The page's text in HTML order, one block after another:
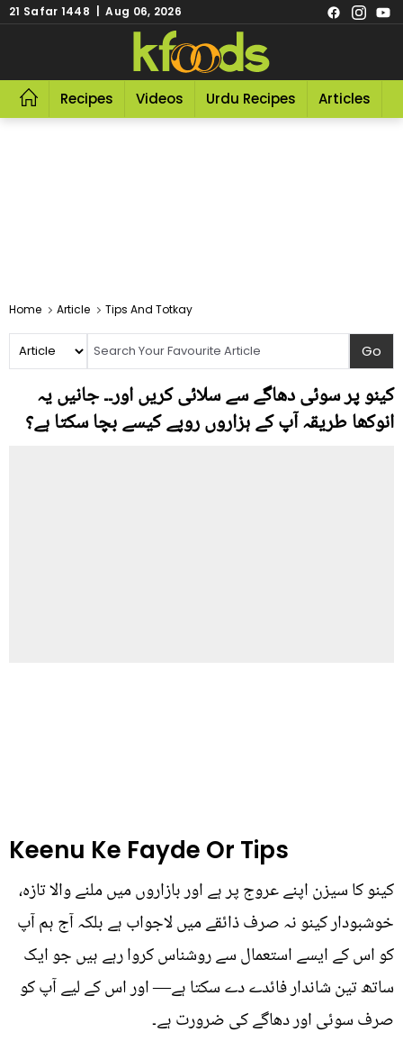
21 Safar 1448 | Aug 06, 2026
Recipes Videos Urdu Recipes Articles
Home Article Tips And Totkay
کینو پر سوئی دھاگے سے سلائی کریں اور۔۔ جانیں یہ
انوکھا طریقہ آپ کے ہزاروں روپے کیسے بچا سکتا ہے؟
Keenu Ke Fayde Or Tips
کینو کا سیزن اپنے عروج پر ہے اور بازاروں میں ملنے والا تازہ،
خوشبودار کینو نہ صرف ذائقے میں لاجواب ہے بلکہ آج ہم آپ
کو اس کے ایسے استعمال سے روشناس کروا رہے ہیں جو ایک
ساتھ تین شاندار فائدے دے سکتا ہے— اور اس کے لیے آپ کو
صرف سوئی اور دھاگے کی ضرورت ہے۔